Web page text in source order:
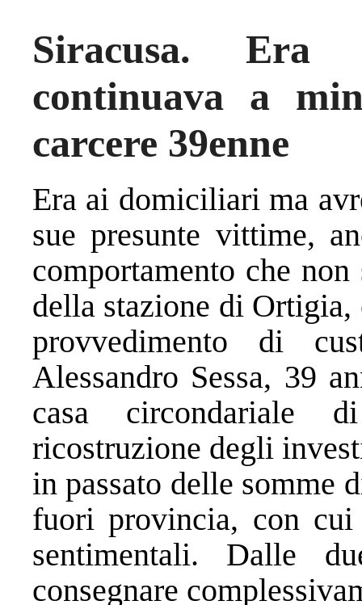
Siracusa.
continuava a
carcere 39enne
Era ai domiciliari ma
sue presunte vittime,
comportamento che
della stazione di
provvedimento di
Alessandro Sessa, 39
casa circondariale
ricostruzione degli
in passato delle somme
fuori provincia, con cui
sentimentali. Dalle
consegnare